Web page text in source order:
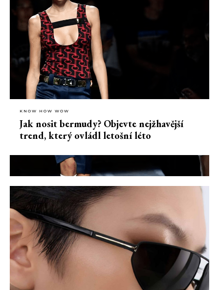
KNOW HOW WOW
Jak nosit bermudy? Objevte nejžhavější
trend, který ovládl letošní léto